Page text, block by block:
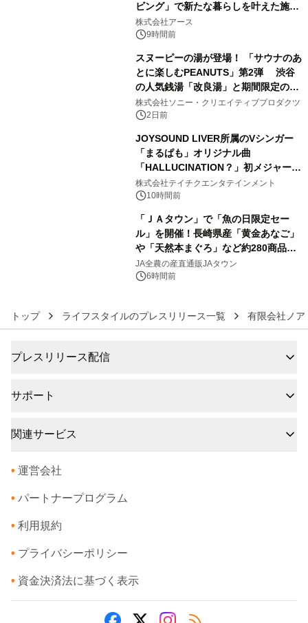
ビング」で新たな暮らしを叶えた施工
事例を株式会社アースが公開
株式会社アース
9時間前
スヌーピーの湯が登場！ 「サウナのあ
とに楽しむPEANUTS」第2弾 渋谷
の人気銭湯「改良湯」と期間限定のコ
ラボレーション サウナイキタイコラ
ボグッズも発売決定！
株式会社ソニー・クリエイティブプロダクツ
2日前
JOYSOUND LIVER所属のVシンガー
「まるぱも」オリジナル曲
「HALLUCINATION？」初メジャー配
信リリース決定！
株式会社テイチクエンタテインメント
10時間前
「ＪＡタウン」で「魚の日限定セー
ル」を開催！長崎県産「黄金あなご」
や「天然本まぐろ」など約280商品を
販売！～毎月１０日の定例企画～
JA全農の産直通販JAタウン
6時間前
トップ ライフスタイルのプレスリリース一覧 有限会社ノア
プレスリリース配信
サポート
関連サービス
• 運営会社
• パートナープログラム
• 利用規約
• プライバシーポリシー
• 資金決済法に基づく表示